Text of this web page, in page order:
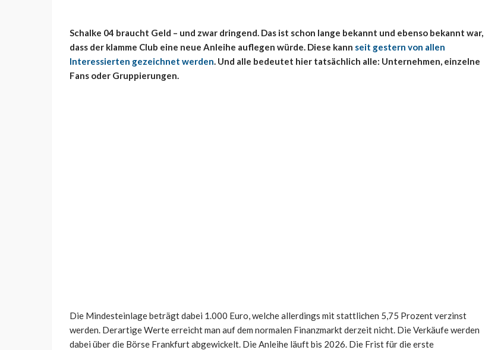
Schalke 04 braucht Geld – und zwar dringend. Das ist schon lange bekannt und ebenso bekannt war,
dass der klamme Club eine neue Anleihe auflegen würde. Diese kann seit gestern von allen
Interessierten gezeichnet werden. Und alle bedeutet hier tatsächlich alle: Unternehmen, einzelne
Fans oder Gruppierungen.
Die Mindesteinlage beträgt dabei 1.000 Euro, welche allerdings mit stattlichen 5,75 Prozent verzinst
werden. Derartige Werte erreicht man auf dem normalen Finanzmarkt derzeit nicht. Die Verkäufe werden
dabei über die Börse Frankfurt abgewickelt. Die Anleihe läuft bis 2026. Die Frist für die erste